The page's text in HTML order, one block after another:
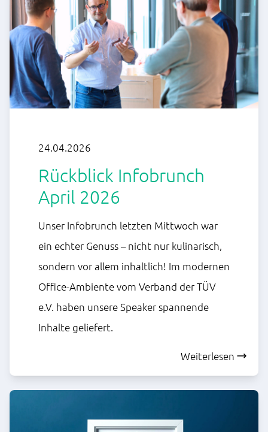
24.04.2026
Rückblick Infobrunch
April 2026
Unser Infobrunch letzten Mittwoch war
ein echter Genuss – nicht nur kulinarisch,
sondern vor allem inhaltlich! Im modernen
Office-Ambiente vom Verband der TÜV
e.V. haben unsere Speaker spannende
Inhalte geliefert.
Weiterlesen